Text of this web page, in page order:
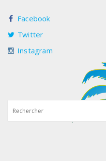
Facebook
Twitter
Instagram